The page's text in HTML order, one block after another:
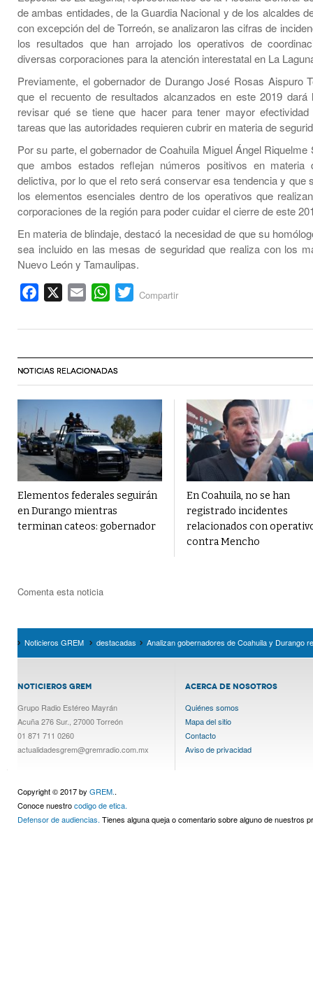
de ambas entidades, de la Guardia Nacional y de los alcaldes
con excepción del de Torreón, se analizaron las cifras de
los resultados que han arrojado los operativos de
diversas corporaciones para la atención interestatal en La
Previamente, el gobernador de Durango José Rosas Aispuro
que el recuento de resultados alcanzados en este 2019 dará
revisar qué se tiene que hacer para tener mayor
tareas que las autoridades requieren cubrir en materia de
Por su parte, el gobernador de Coahuila Miguel Ángel Riquelme
que ambos estados reflejan números positivos en materia
delictiva, por lo que el reto será conservar esa tendencia y que
los elementos esenciales dentro de los operativos que
corporaciones de la región para poder cuidar el cierre de este
En materia de blindaje, destacó la necesidad de que su
sea incluido en las mesas de seguridad que realiza con los
Nuevo León y Tamaulipas.
Facebook Email WhatsApp
Twitter
Compartir
NOTICIAS RELACIONADAS
Elementos federales seguirán
en Durango mientras
terminan cateos: gobernador
En Coahuila, no se han
registrado incidentes
relacionados con
contra Mencho
Comenta esta noticia
Noticieros GREM destacadas Analizan gobernadores de Coahuila y Durango
NOTICIEROS GREM
Grupo Radio Estéreo Mayrán
Acuña 276 Sur., 27000 Torreón
01 871 711 0260
actualidadesgrem@gremradio.com.mx
ACERCA DE NOSOTROS
Quiénes somos
Mapa del sitio
Contacto
Aviso de privacidad
Copyright © 2017 by GREM..
Conoce nuestrocodigo de etica.
Defensor de audiencias. Tienes alguna queja o comentario sobre alguno de nuestros